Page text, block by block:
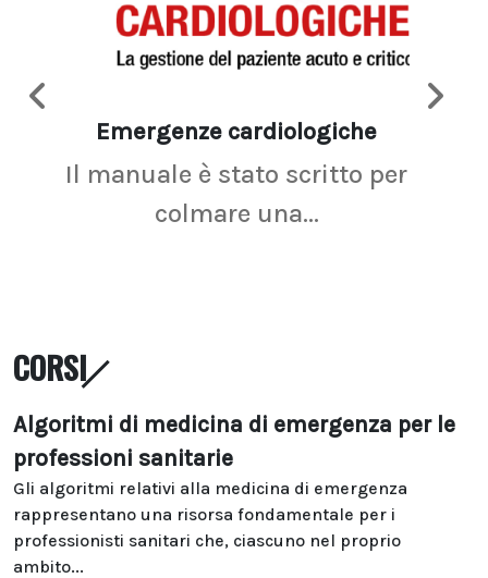
Emergenze cardiologiche
Il manuale è stato scritto per
colmare una...
CORSI
Algoritmi di medicina di emergenza per le
professioni sanitarie
Gli algoritmi relativi alla medicina di emergenza
rappresentano una risorsa fondamentale per i
professionisti sanitari che, ciascuno nel proprio
ambito...